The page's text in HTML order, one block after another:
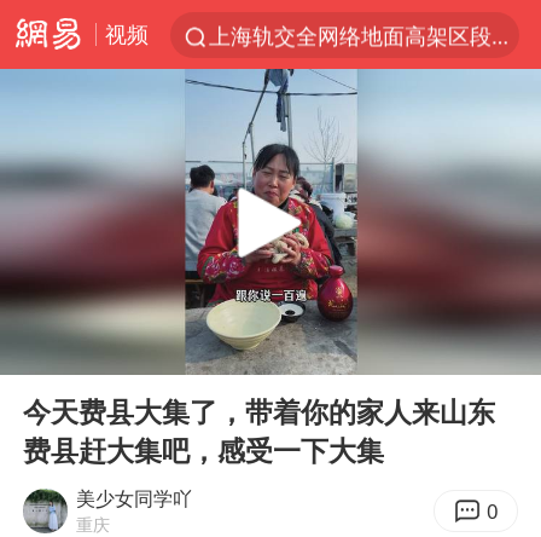
视频
上海轨交全网络地面高架区段限速运行
白海豚逼近浙闽沿海
拜登前列腺癌恶化
上海暴雨红色预警
斯诺克中国公开赛刘宏宇击败霍金斯
“伊斯兰版北约”出现
武契奇会见泽连斯基有何意图
上海大部迎大暴雨
Play
02:13
今天费县大集了，带着你的家人来山东
费县赶大集吧，感受一下大集
美少女同学吖
重庆 0